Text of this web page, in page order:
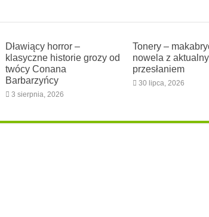
Dławiący horror –
klasyczne historie grozy od
twócy Conana
Barbarzyńcy
3 sierpnia, 2026
Tonery –
nowela z
przesłaniem
30 lipca, 2026